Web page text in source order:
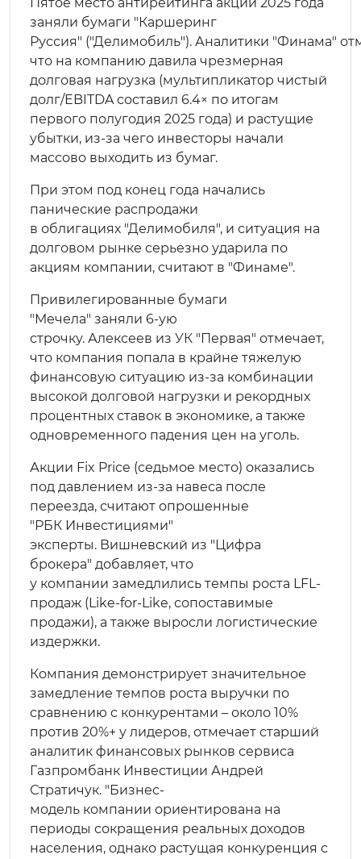
заняли бумаги "Каршеринг
Руссия" ("Делимобиль"). Аналитики "Финама"
что на компанию давила чрезмерная
долговая нагрузка (мультипликатор чистый
долг/EBITDA составил 6.4× по итогам
первого полугодия 2025 года) и растущие
убытки, из-за чего инвесторы начали
массово выходить из бумаг.
При этом под конец года начались
панические распродажи
в облигациях "Делимобиля", и ситуация на
долговом рынке серьезно ударила по
акциям компании, считают в "Финаме".
Привилегированные бумаги
"Мечела" заняли 6-ую
строчку. Алексеев из УК "Первая" отмечает,
что компания попала в крайне тяжелую
финансовую ситуацию из-за комбинации
высокой долговой нагрузки и рекордных
процентных ставок в экономике, а также
одновременного падения цен на уголь.
Акции Fix Price (седьмое место) оказались
под давлением из-за навеса после
переезда, считают опрошенные
"РБК Инвестициями"
эксперты. Вишневский из "Цифра
брокера" добавляет, что
у компании замедлились темпы роста LFL-
продаж (Like-for-Like, сопоставимые
продажи), а также выросли логистические
издержки.
Компания демонстрирует значительное
замедление темпов роста выручки по
сравнению с конкурентами – около 10%
против 20%+ у лидеров, отмечает старший
аналитик финансовых рынков сервиса
Газпромбанк Инвестиции Андрей
Стратичук. "Бизнес-
модель компании ориентирована на
периоды сокращения реальных доходов
населения, однако растущая конкуренция с